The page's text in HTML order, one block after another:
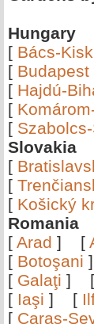
Hungary
[ Bács-
[ Budapest
[ Hajdú-
[
[
Slovakia
[
[
[ Košický
Romania
[ Arad ] [
[ Botoşani
[ Galaţi ] [
[ Iaşi ] [
[ Caraş-